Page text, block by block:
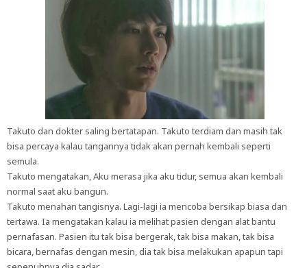
Takuto dan dokter saling bertatapan. Takuto terdiam dan masih tak
bisa percaya kalau tangannya tidak akan pernah kembali seperti
semula.
Takuto mengatakan, Aku merasa jika aku tidur, semua akan kembali
normal saat aku bangun.
Takuto menahan tangisnya. Lagi-lagi ia mencoba bersikap biasa dan
tertawa. Ia mengatakan kalau ia melihat pasien dengan alat bantu
pernafasan. Pasien itu tak bisa bergerak, tak bisa makan, tak bisa
bicara, bernafas dengan mesin, dia tak bisa melakukan apapun tapi